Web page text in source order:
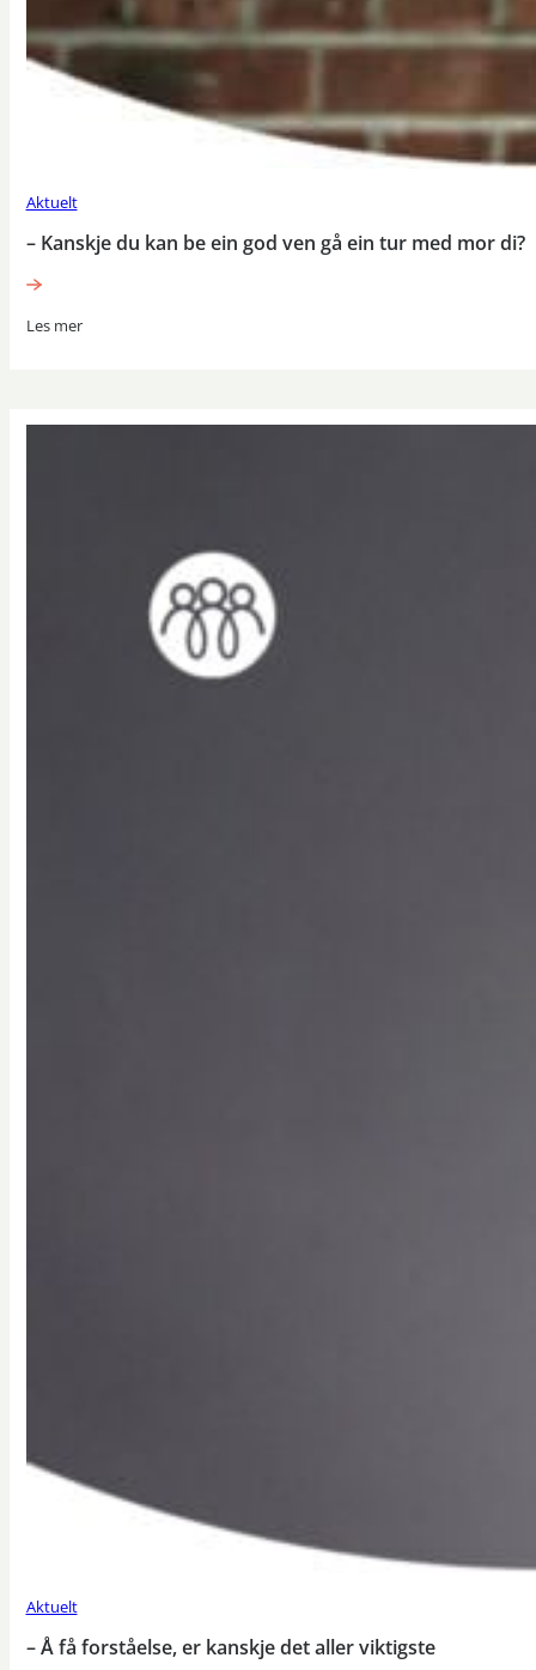
Aktuelt
– Kanskje du kan be ein god ven gå ein tur med mor di?
Les mer
Aktuelt
– Å få forståelse, er kanskje det aller viktigste